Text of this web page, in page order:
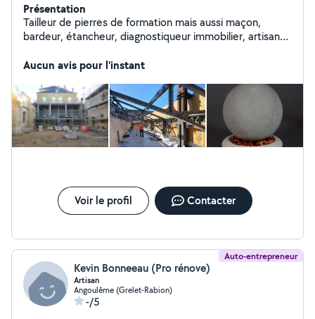
Présentation
Tailleur de pierres de formation mais aussi maçon,
bardeur, étancheur, diagnostiqueur immobilier, artisanat
besoin de garde à domicile et surtout bricoleur ;)
Aucun avis pour l'instant
Voir le profil Contacter
Auto-entrepreneur
Kevin Bonneeau (Pro rénove)
Artisan
Angoulême (Grelet-Rabion)
-/5